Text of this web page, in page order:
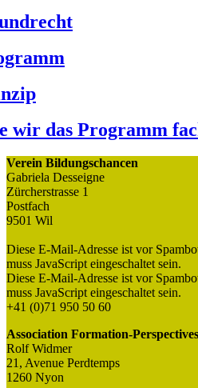
wir das Programm
Verein Bildungschancen
Gabriela Desseigne
Zürcherstrasse 1
Postfach
9501 Wil
Diese E-Mail-Adresse ist vor
muss JavaScript eingeschaltet sein.
Diese E-Mail-Adresse ist vor
muss JavaScript eingeschaltet sein.
+41 (0)71 950 50 60
Association Formation-Perspectives
Rolf Widmer
21, Avenue Perdtemps
1260 Nyon